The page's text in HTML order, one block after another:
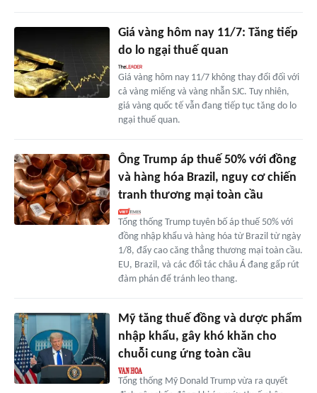
Giá vàng hôm nay 11/7: Tăng tiếp
do lo ngại thuế quan
Giá vàng hôm nay 11/7 không thay đổi đối với
cả vàng miếng và vàng nhẫn SJC. Tuy nhiên,
giá vàng quốc tế vẫn đang tiếp tục tăng do lo
ngại thuế quan.
Ông Trump áp thuế 50% với đồng
và hàng hóa Brazil, nguy cơ chiến
tranh thương mại toàn cầu
Tổng thống Trump tuyên bố áp thuế 50% với
đồng nhập khẩu và hàng hóa từ Brazil từ ngày
1/8, đẩy cao căng thẳng thương mại toàn cầu.
EU, Brazil, và các đối tác châu Á đang gấp rút
đàm phán để tránh leo thang.
Mỹ tăng thuế đồng và dược phẩm
nhập khẩu, gây khó khăn cho
chuỗi cung ứng toàn cầu
Tổng thống Mỹ Donald Trump vừa ra quyết